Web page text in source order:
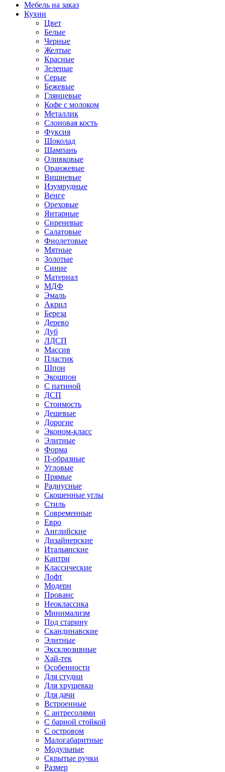
Мебель на заказ
Кухни
Цвет
Белые
Черные
Желтые
Красные
Зеленые
Серые
Бежевые
Глянцевые
Кофе с молоком
Металлик
Слоновая кость
Фуксия
Шоколад
Шампань
Оливковые
Оранжевые
Вишневые
Изумрудные
Венге
Ореховые
Янтарные
Сиреневые
Салатовые
Фиолетовые
Мятные
Золотые
Синие
Материал
МДФ
Эмаль
Акрил
Береза
Дерево
Дуб
ЛДСП
Массив
Пластик
Шпон
Экошпон
С патиной
ДСП
Стоимость
Дешевые
Дорогие
Эконом-класс
Элитные
Форма
П-образные
Угловые
Прямые
Радиусные
Скошенные углы
Стиль
Современные
Евро
Английские
Дизайнерские
Итальянские
Кантри
Классические
Лофт
Модерн
Прованс
Неоклассика
Минимализм
Под старину
Скандинавские
Элитные
Эксклюзивные
Хай-тек
Особенности
Для студии
Для хрущевки
Для дачи
Встроенные
С антресолями
С барной стойкой
С островом
Малогабаритные
Модульные
Скрытые ручки
Размер